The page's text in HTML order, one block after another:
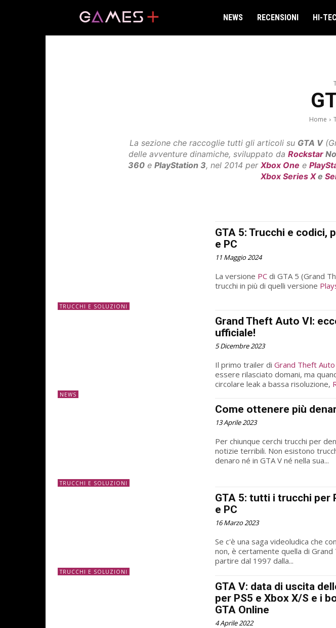
NEWS RECENSIONI HI-
Home
La sezione che raccoglie tutti gli articoli su GTA V
delle avventure dinamiche, sviluppato daRockstar
360e PlayStation 3, nel 2014 per Xbox One e
Xbox Series Xe
TRUCCHI E SOLUZIONI
GTA 5: Trucchi e codici,
e PC
11 Maggio 2024
La versione PC di GTA 5 (Grand
trucchi in più di quelli versione
NEWS
Grand Theft Auto VI:
ufficiale!
5 Dicembre 2023
Il primo trailer diGrand Theft Auto
essere rilasciato domani, ma
circolare leak a bassa risoluzione,
TRUCCHI E SOLUZIONI
Come ottenere più
13 Aprile 2023
Per chiunque cerchi trucchi per
notizie terribili. Non esistono
denaro né in GTA V né nella sua...
TRUCCHI E SOLUZIONI
GTA 5: tutti i trucchi per
e PC
16 Marzo 2023
Se c'è una saga videoludica che
non, è certamente quella di Grand
partire dal 1997 dalla...
GTA V: data di uscita
per PS5 e Xbox X/S e i
GTA Online
4 Aprile 2022